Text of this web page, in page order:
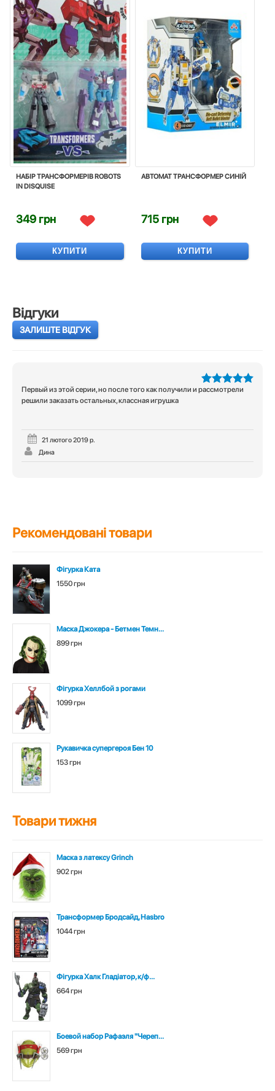
НАБІР ТРАНСФОРМЕРІВ ROBOTS
IN DISQUISE
349 грн
КУПИТИ
АВТОМАТ ТРАНСФОРМЕР СИНІЙ
715 грн
КУПИТИ
Відгуки
ЗАЛИШТЕ ВІДГУК
5з 5
Первый из этой серии, но после того как получили и рассмотрели
решили заказать остальных, классная игрушка
21 лютого 2019 р.
Дина
Рекомендовані товари
Фігурка Ката
1550 грн
Маска Джокера - Бетмен Темн...
899 грн
Фігурка Хеллбой з рогами
1099 грн
Рукавичка супергероя Бен 10
153 грн
Товари тижня
Маска з латексу Grinch
902 грн
Трансформер Бродсайд, Hasbro
1044 грн
Фігурка Халк Гладіатор, к/ф...
664 грн
Боевой набор Рафаэля "Череп...
569 грн